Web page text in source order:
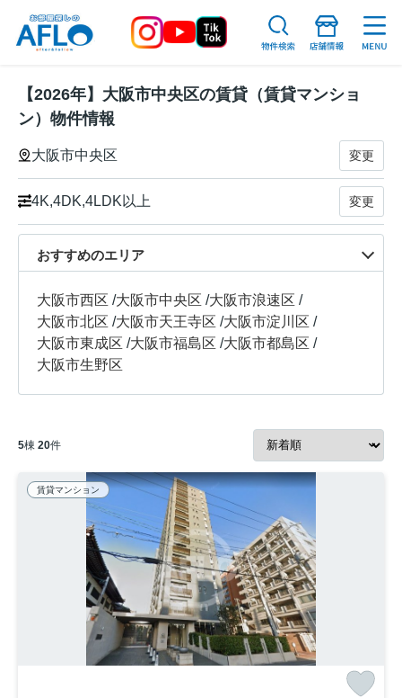
【2026年】大阪市中央区の賃貸（賃貸マンショ
ン）物件情報
大阪市中央区 変更
4K,4DK,4LDK以上 変更
おすすめのエリア
大阪市西区 /大阪市中央区 /大阪市浪速区 /
大阪市北区 /大阪市天王寺区 /大阪市淀川区 /
大阪市東成区 /大阪市福島区 /大阪市都島区 /
大阪市生野区
5棟 20件
賃貸マンション